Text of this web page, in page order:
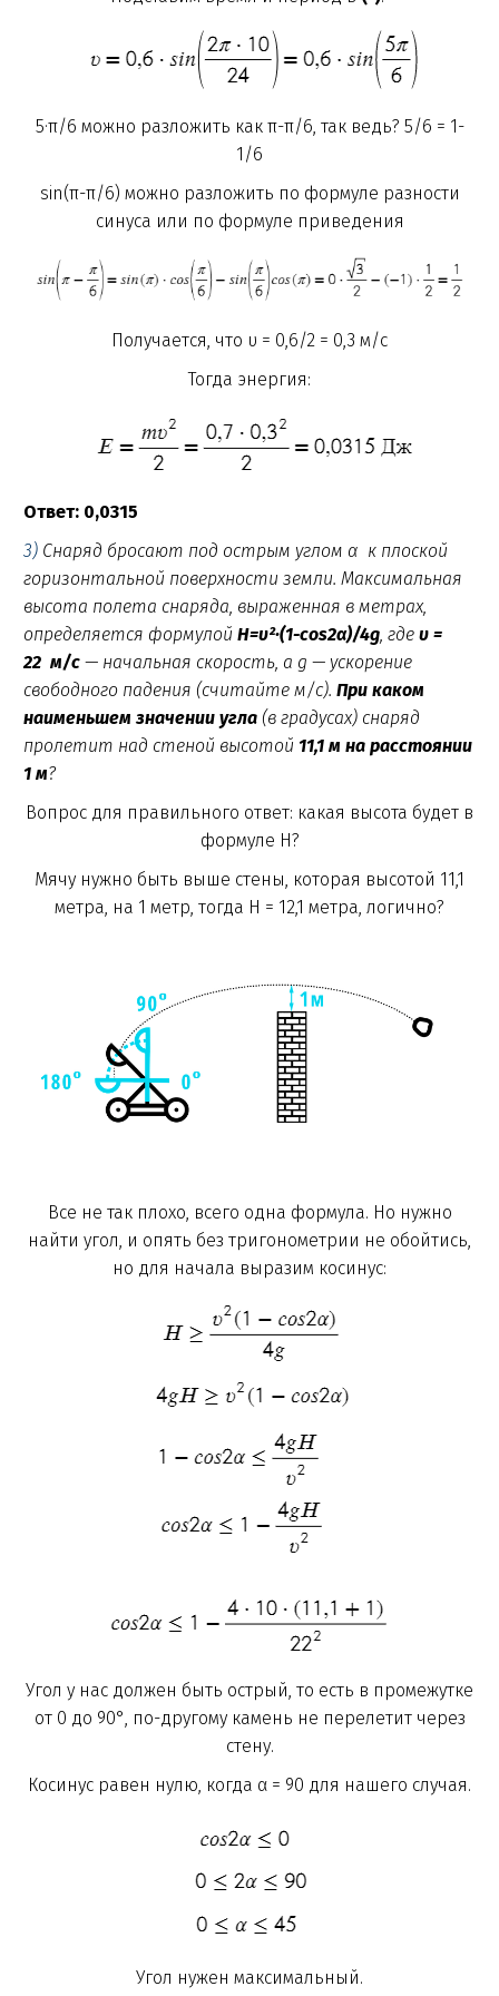
5·π/6 можно разложить как π-π/6, так ведь? 5/6 = 1-
1/6
sin(π-π/6) можно разложить по формуле разности
синуса или по формуле приведения
Получается, что υ = 0,6/2 = 0,3 м/с
Тогда энергия:
Ответ: 0,0315
3) Снаряд бросают под острым углом α к плоской
горизонтальной поверхности земли. Максимальная
высота полeта снаряда, выраженная в метрах,
определяется формулой H=υ²·(1-cos2α)/4g , где υ =
22 м/с — начальная скорость, а g — ускорение
свободного падения (считайте м/с). При каком
наименьшем значении угла (в градусах) снаряд
пролетит над стеной высотой 11,1 м на расстоянии
1 м?
Вопрос для правильного ответ: какая высота будет в
формуле H?
Мячу нужно быть выше стены, которая высотой 11,1
метра, на 1 метр, тогда H = 12,1 метра, логично?
Все не так плохо, всего одна формула. Но нужно
найти угол, и опять без тригонометрии не обойтись,
но для начала выразим косинус:
Угол у нас должен быть острый, то есть в промежутке
от 0 до 90°, по-другому камень не перелетит через
стену.
Косинус равен нулю, когда α = 90 для нашего случая.
Угол нужен максимальный.